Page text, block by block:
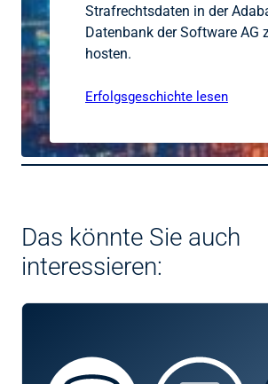
Strafrechtsdaten in der
Datenbank der Software AG
hosten.
Erfolgsgeschichte lesen
Das könnte Sie auch
interessieren: